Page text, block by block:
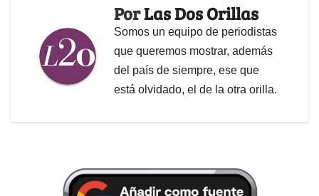
PorLas Dos Orillas
Somos un equipo de periodistas
que queremos mostrar, además
del país de siempre, ese que
está olvidado, el de la otra orilla.